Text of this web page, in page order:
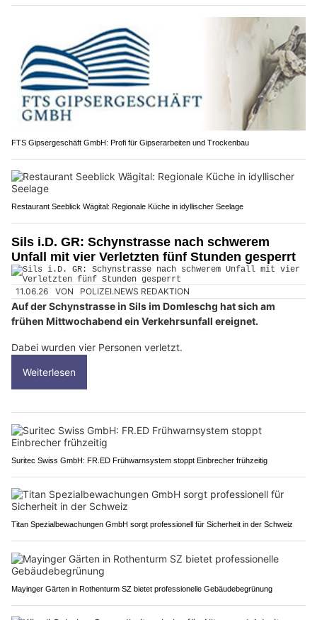
FTS Gipsergeschäft GmbH: Profi für Gipserarbeiten und Trockenbau
Restaurant Seeblick Wägital: Regionale Küche in idyllischer Seelage
Sils i.D. GR: Schynstrasse nach schwerem
Unfall mit vier Verletzten fünf Stunden gesperrt
11.06.26 VON POLIZEI.NEWS REDAKTION
Auf der Schynstrasse in Sils im Domleschg hat sich am
frühen Mittwochabend ein Verkehrsunfall ereignet.
Dabei wurden vier Personen verletzt.
Weiterlesen
Suritec Swiss GmbH: FR.ED Frühwarnsystem stoppt Einbrecher frühzeitig
Titan Spezialbewachungen GmbH sorgt professionell für Sicherheit in der Schweiz
Mayinger Gärten in Rothenturm SZ bietet professionelle Gebäudebegrünung